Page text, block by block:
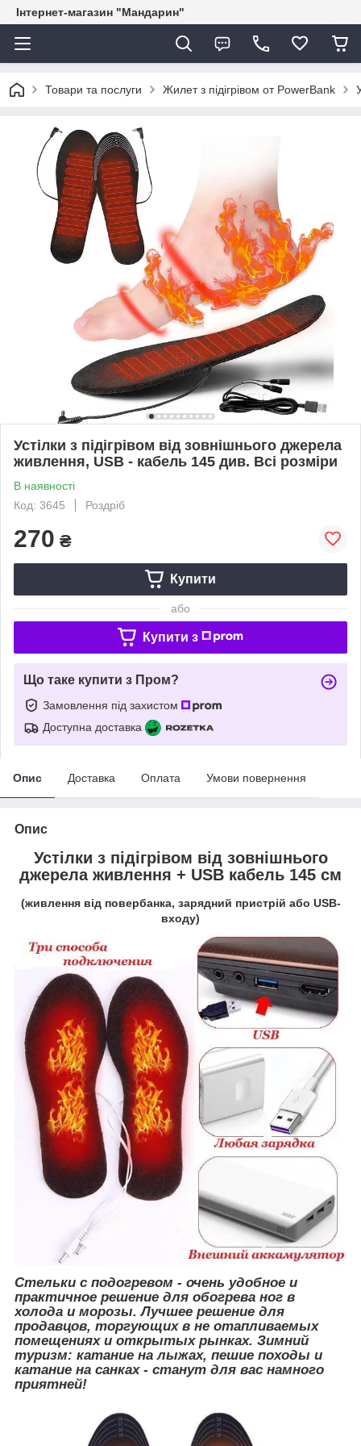
Інтернет-магазин "Мандарин"
Товари та послуги Жилет з підігрівом от PowerBank
Устілки з підігрівом від зовнішнього джерела
живлення, USB - кабель 145 див. Всі розміри
В наявності
Код: 3645
Роздріб
270 ₴
Купити
або
Купити з
Що таке купити з Пром?
Замовлення під захистом
Доступна доставка
Опис Доставка Оплата Умови повернення
Опис
Устілки з підігрівом від зовнішнього
джерела живлення + USB кабель 145 см
(живлення від повербанка, зарядний пристрій або USB-
входу)
Стельки с подогревом - очень удобное и
практичное решение для обогрева ног в
холода и морозы. Лучшее решение для
продавцов, торгующих в не отапливаемых
помещениях и открытых рынках. Зимний
туризм: катание на лыжах, пешие походы и
катание на санках - станут для вас намного
приятней!